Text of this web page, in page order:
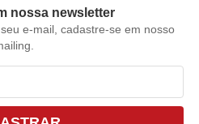
nossa newsletter
e-mail, cadastre-se em nosso